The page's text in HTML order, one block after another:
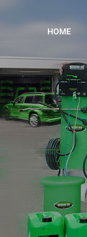
HOME